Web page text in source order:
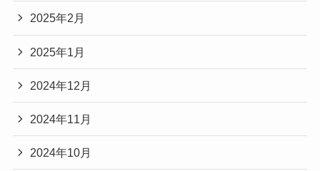
2025年2月
2025年1月
2024年12月
2024年11月
2024年10月